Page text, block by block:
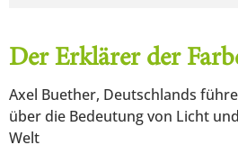
Der Erklärer der
Axel Buether, Deutschlands
über die Bedeutung von Licht
Welt